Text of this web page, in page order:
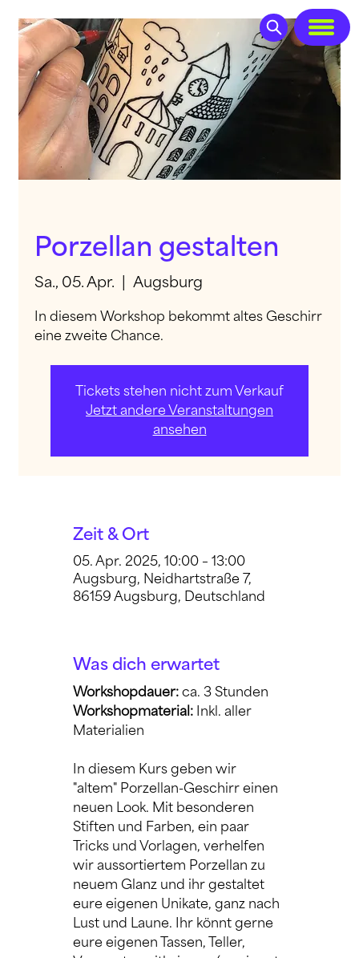
Porzellan gestalten
Sa., 05. Apr.
  |
Augsburg
In diesem Workshop bekommt altes Geschirr
eine zweite Chance.
Tickets stehen nicht zum Verkauf
Jetzt andere Veranstaltungen
ansehen
Zeit & Ort
05. Apr. 2025, 10:00 – 13:00
Augsburg, Neidhartstraße 7,
86159 Augsburg, Deutschland
Was dich erwartet
Workshopdauer: ca. 3 Stunden
Workshopmaterial: Inkl. aller
Materialien
In diesem Kurs geben wir
"altem" Porzellan-Geschirr einen
neuen Look. Mit besonderen
Stiften und Farben, ein paar
Tricks und Vorlagen, verhelfen
wir aussortiertem Porzellan zu
neuem Glanz und ihr gestaltet
eure eigenen Unikate, ganz nach
Lust und Laune. Ihr könnt gerne
eure eigenen Tassen, Teller,